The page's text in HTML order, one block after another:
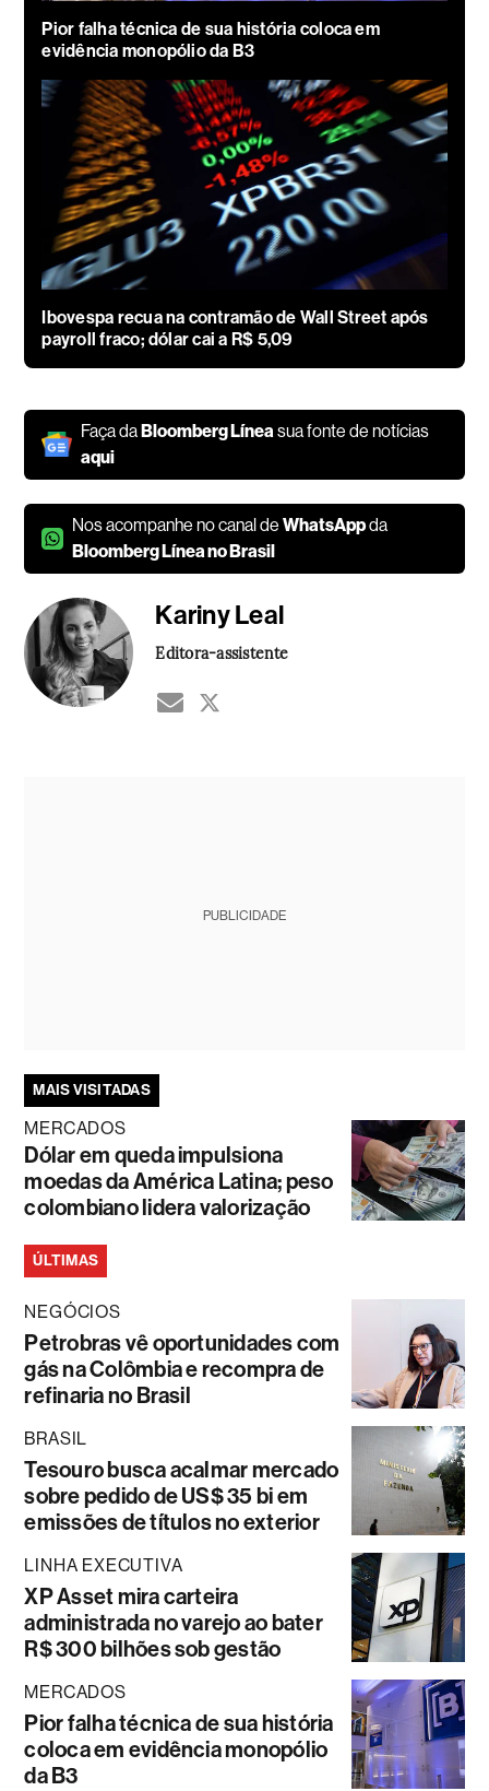
Pior falha técnica de sua história coloca em
evidência monopólio da B3
Ibovespa recua na contramão de Wall Street após
payroll fraco; dólar cai a R$ 5,09
Faça daBloomberg Línea sua fonte de notícias
aqui
Nos acompanhe no canal deWhatsAppda
Bloomberg Línea no Brasil
Kariny Leal
Editora-assistente
PUBLICIDADE
MAIS VISITADAS
MERCADOS
Dólar em queda impulsiona
moedas da América Latina; peso
colombiano lidera valorização
ÚLTIMAS
NEGÓCIOS
Petrobras vê oportunidades com
gás na Colômbia e recompra de
refinaria no Brasil
BRASIL
Tesouro busca acalmar mercado
sobre pedido de US$ 35 bi em
emissões de títulos no exterior
LINHA EXECUTIVA
XP Asset mira carteira
administrada no varejo ao bater
R$ 300 bilhões sob gestão
MERCADOS
Pior falha técnica de sua história
coloca em evidência monopólio
da B3